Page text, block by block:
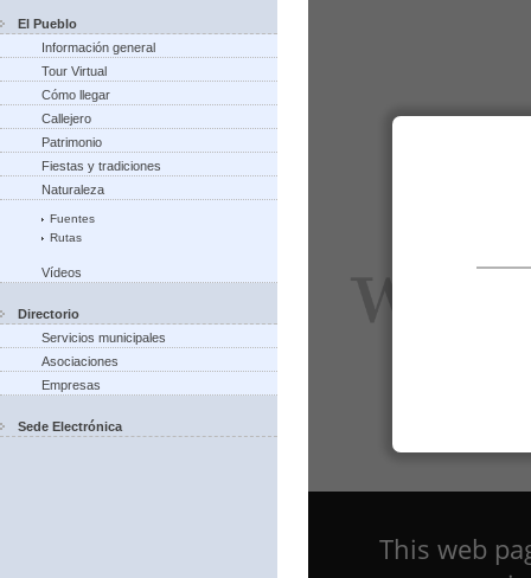
El Pueblo
Información general
Tour Virtual
Cómo llegar
Callejero
Patrimonio
Fiestas y tradiciones
Naturaleza
Fuentes
Rutas
Vídeos
Directorio
Servicios municipales
Asociaciones
Empresas
Sede Electrónica